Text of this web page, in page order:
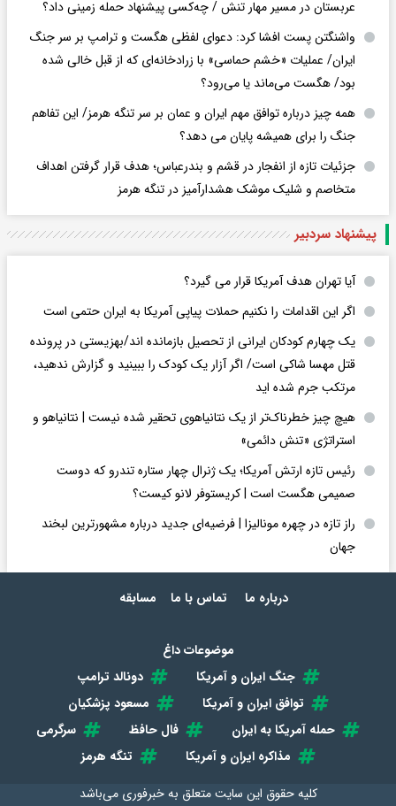
عربستان در مسیر مهار تنش / چه‌کسی پیشنهاد حمله زمینی داد؟
واشنگتن پست افشا کرد: دعوای لفظی هگست و ترامپ بر سر جنگ
ایران/ عملیات «خشم حماسی» با زرادخانه‌ای که از قبل خالی شده
بود/ هگست می‌ماند یا می‌رود؟
همه چیز درباره توافق مهم ایران و عمان بر سر تنگه هرمز/ این تفاهم
جنگ را برای همیشه پایان می دهد؟
جزئیات تازه از انفجار در قشم و بندرعباس؛ هدف قرار گرفتن اهداف
متخاصم و شلیک موشک هشدارآمیز در تنگه هرمز
پیشنهاد سردبیر
آیا تهران هدف آمریکا قرار می گیرد؟
اگر این اقدامات را نکنیم حملات پیاپی آمریکا به ایران حتمی است
یک چهارم کودکان ایرانی از تحصیل بازمانده اند/بهزیستی در پرونده
قتل مهسا شاکی است/ اگر آزار یک کودک را ببینید و گزارش ندهید،
مرتکب جرم شده اید
هیچ چیز خطرناک‌تر از یک نتانیاهوی تحقیر شده نیست | نتانیاهو و
استراتژی «تنش دائمی»
رئیس تازه ارتش آمریکا؛ یک ژنرال چهار ستاره تندرو که دوست
صمیمی هگست است | کریستوفر لانو کیست؟
راز تازه در چهره مونالیزا | فرضیه‌ای جدید درباره مشهورترین لبخند
جهان
درباره ما تماس با ما مسابقه
موضوعات داغ
جنگ ایران و آمریکا
دونالد ترامپ
توافق ایران و آمریکا
مسعود پزشکیان
حمله آمریکا به ایران
فال حافظ
سرگرمی
مذاکره ایران و آمریکا
تنگه هرمز
کلیه حقوق این سایت متعلق بهخبرفوری می‌باشد